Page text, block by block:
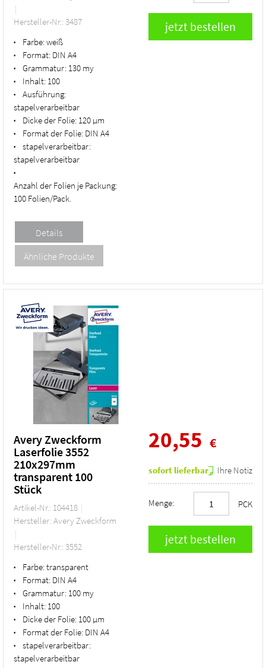
Hersteller-Nr.: 3487
• Farbe:weiß
• Format: DIN A4
• Grammatur: 130 my
• Inhalt: 100
•
Ausführung:
stapelverarbeitbar
• Dicke der Folie: 120 µm
• Format der Folie: DIN A4
•
stapelverarbeitbar:
stapelverarbeitbar
•
Anzahl der Folien je Packung:
100 Folien/Pack.
Avery Zweckform
Laserfolie 3552
210x297mm
transparent 100
Stück
Artikel-Nr.: 104418
Hersteller: Avery Zweckform
Hersteller-Nr.: 3552
• Farbe:transparent
• Format: DIN A4
• Grammatur: 100 my
• Inhalt: 100
• Dicke der Folie: 100 µm
• Format der Folie: DIN A4
•
stapelverarbeitbar:
stapelverarbeitbar
20,55 €
sofort lieferbar Ihre Notiz
Menge: PCK